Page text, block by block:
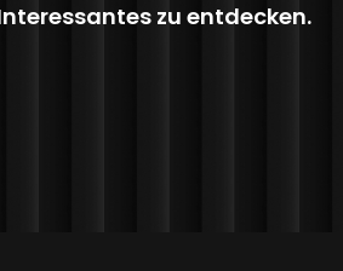
zu entdecken.